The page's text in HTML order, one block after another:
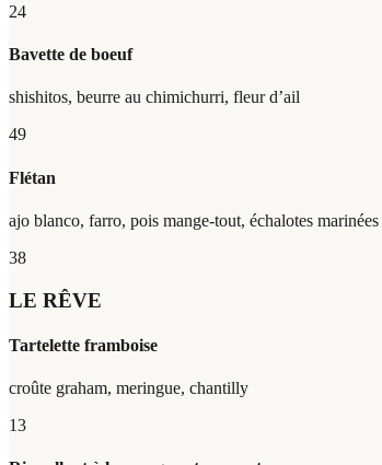
24
Bavette de boeuf
shishitos, beurre au chimichurri, fleur d’ail
49
Flétan
ajo blanco, farro, pois mange-tout, échalotes marinées
38
LE RÊVE
Tartelette framboise
croûte graham, meringue, chantilly
13